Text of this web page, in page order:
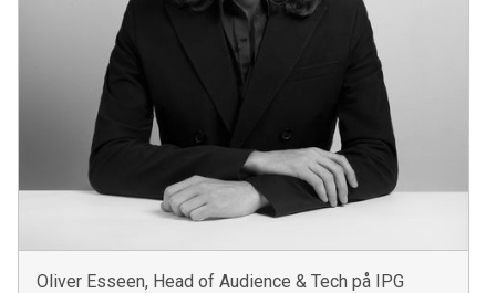
Oliver Esseen, Head of Audience & Tech på IPG